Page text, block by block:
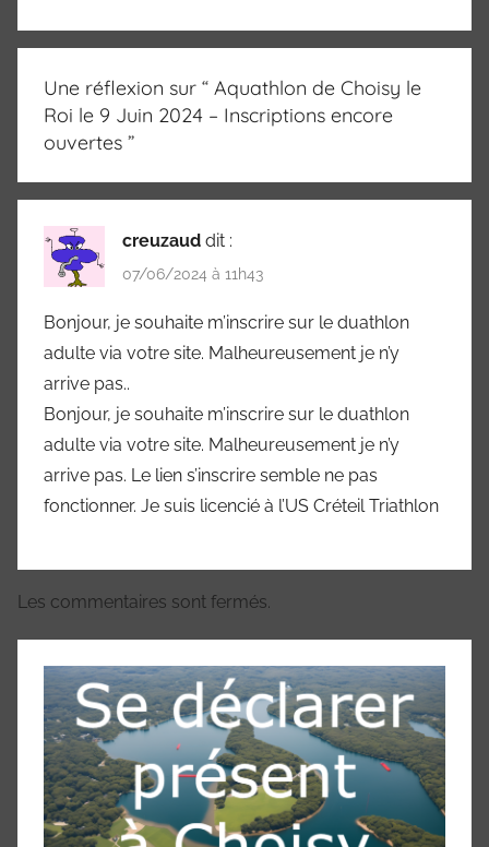
Une réflexion sur “ Aquathlon de Choisy le
Roi le 9 Juin 2024 – Inscriptions encore
ouvertes ”
creuzaud dit :
07/06/2024 à 11h43
Bonjour, je souhaite m’inscrire sur le duathlon
adulte via votre site. Malheureusement je n’y
arrive pas..
Bonjour, je souhaite m’inscrire sur le duathlon
adulte via votre site. Malheureusement je n’y
arrive pas. Le lien s’inscrire semble ne pas
fonctionner. Je suis licencié à l’US Créteil Triathlon
Les commentaires sont fermés.